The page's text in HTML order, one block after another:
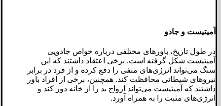
آمیتیست و جادو
در طول تاریخ، باورهای مختلفی درباره خواص جادویی
آمیتیست شکل گرفته است. برخی اعتقاد داشتند که این
سنگ می‌تواند انرژی‌های منفی را دفع کرده و از فرد در برابر
نیروهای شیطانی محافظت کند. همچنین، برخی از افراد باور
داشتند که آمیتیست می‌تواند ارواح بد را از خانه دور کند و
انرژی‌های مثبت را به همراه آورد.